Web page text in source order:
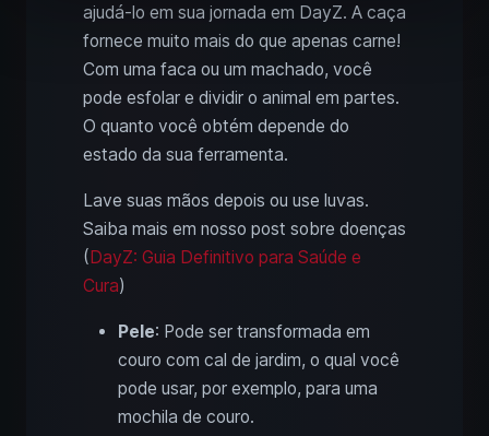
ajudá-lo em sua jornada em DayZ. A caça
fornece muito mais do que apenas carne!
Com uma faca ou um machado, você
pode esfolar e dividir o animal em partes.
O quanto você obtém depende do
estado da sua ferramenta.
Lave suas mãos depois ou use luvas.
Saiba mais em nosso post sobre doenças
(DayZ: Guia Definitivo para Saúde e
Cura)
Pele: Pode ser transformada em
couro com cal de jardim, o qual você
pode usar, por exemplo, para uma
mochila de couro.